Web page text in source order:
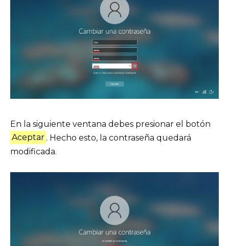
En la siguiente ventana debes presionar el botón
Aceptar . Hecho esto, la contraseña quedará
modificada.